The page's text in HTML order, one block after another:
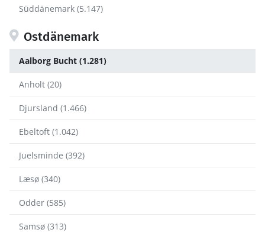
Süddänemark (5.147)
Ostdänemark
Aalborg Bucht (1.281)
Anholt (20)
Djursland (1.466)
Ebeltoft (1.042)
Juelsminde (392)
Læsø (340)
Odder (585)
Samsø (313)